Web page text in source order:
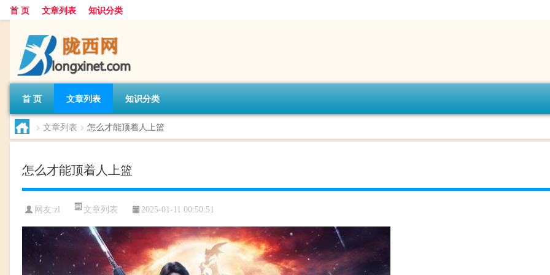
首 页 文章列表 知识分类
首 页 文章列表 知识分类
> 文章列表 > 怎么才能顶着人上篮
怎么才能顶着人上篮
网友:zl 文章列表 2025-01-11 00:50:51